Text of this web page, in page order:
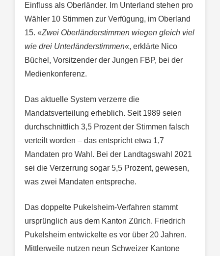
Einfluss als Oberländer. Im Unterland stehen pro
Wähler 10 Stimmen zur Verfügung, im Oberland
15. «Zwei Oberländerstimmen wiegen gleich viel
wie drei Unterländerstimmen«, erklärte Nico
Büchel, Vorsitzender der Jungen FBP, bei der
Medienkonferenz.
Das aktuelle System verzerre die
Mandatsverteilung erheblich. Seit 1989 seien
durchschnittlich 3,5 Prozent der Stimmen falsch
verteilt worden – das entspricht etwa 1,7
Mandaten pro Wahl. Bei der Landtagswahl 2021
sei die Verzerrung sogar 5,5 Prozent, gewesen,
was zwei Mandaten entspreche.
Das doppelte Pukelsheim-Verfahren stammt
ursprünglich aus dem Kanton Zürich. Friedrich
Pukelsheim entwickelte es vor über 20 Jahren.
Mittlerweile nutzen neun Schweizer Kantone